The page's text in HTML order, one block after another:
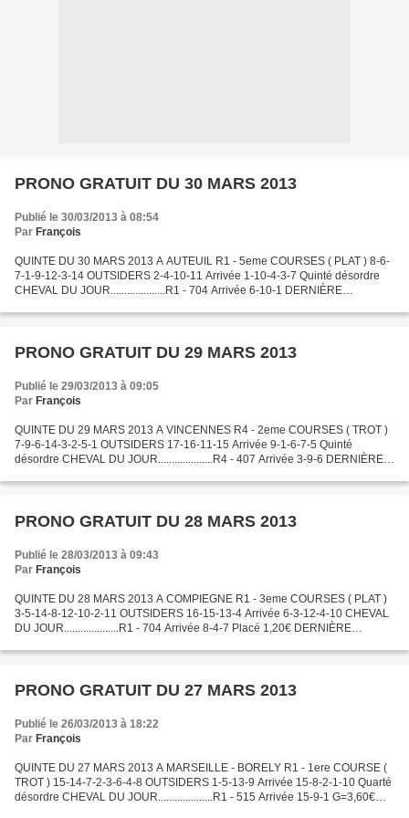
PRONO GRATUIT DU 30 MARS 2013
Publié le 30/03/2013 à 08:54
Par François
QUINTE DU 30 MARS 2013 A AUTEUIL R1 - 5eme COURSES ( PLAT ) 8-6-
7-1-9-12-3-14 OUTSIDERS 2-4-10-11 Arrivée 1-10-4-3-7 Quinté désordre
CHEVAL DU JOUR....................R1 - 704 Arrivée 6-10-1 DERNIÈRE
PRONO GRATUIT DU 29 MARS 2013
Publié le 29/03/2013 à 09:05
Par François
QUINTE DU 29 MARS 2013 A VINCENNES R4 - 2eme COURSES ( TROT )
7-9-6-14-3-2-5-1 OUTSIDERS 17-16-11-15 Arrivée 9-1-6-7-5 Quinté
désordre CHEVAL DU JOUR....................R4 - 407 Arrivée 3-9-6 DERNIÈRE
PRONO GRATUIT DU 28 MARS 2013
Publié le 28/03/2013 à 09:43
Par François
QUINTE DU 28 MARS 2013 A COMPIEGNE R1 - 3eme COURSES ( PLAT )
3-5-14-8-12-10-2-11 OUTSIDERS 16-15-13-4 Arrivée 6-3-12-4-10 CHEVAL
DU JOUR....................R1 - 704 Arrivée 8-4-7 Placé 1,20€ DERNIÈRE
PRONO GRATUIT DU 27 MARS 2013
Publié le 26/03/2013 à 18:22
Par François
QUINTE DU 27 MARS 2013 A MARSEILLE - BORELY R1 - 1ere COURSE (
TROT ) 15-14-7-2-3-6-4-8 OUTSIDERS 1-5-13-9 Arrivée 15-8-2-1-10 Quarté
désordre CHEVAL DU JOUR....................R1 - 515 Arrivée 15-9-1 G=3,60€